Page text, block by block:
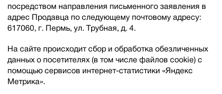
посредством направления письменного заявления в
адрес Продавца по следующему почтовому адресу:
617060, г. Пермь, ул. Трубная, д. 4.
На сайте происходит сбор и обработка обезличенных
данных о посетителях (в том числе файлов cookie) с
помощью сервисов интернет-статистики «Яндекс
Метрика».